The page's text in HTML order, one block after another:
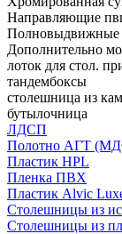
Направляющие
Полновыдвижные
Дополнительно
лоток для стол.
тандембоксы
столешница из
бутылочница
ЛДСП
Полотно АГТ
Пластик HPL
Пленка ПВХ
Пластик Alvic
Столешницы из
Столешницы из